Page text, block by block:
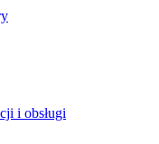
i obsługi